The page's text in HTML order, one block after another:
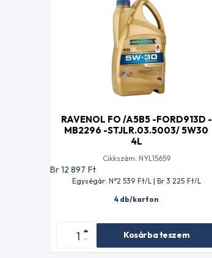
RAVENOL FO /A5B5 -FORD913D -
MB2296 -STJLR.03.5003/ 5W30
4L
Cikkszám: NYL15659
Br 12 897 Ft
Egységár: N°2 539 Ft/L | Br 3 225 Ft/L
4 db/karton
Kosárba teszem